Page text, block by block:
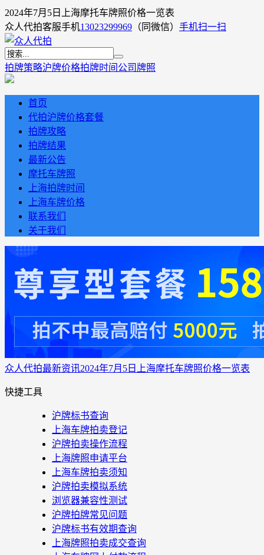
2024年7月5日上海摩托车牌照价格一览表
众人代拍客服手机13023299969 （同微信） 手机扫一扫
拍牌策略沪牌价格拍牌时间 公司牌照
首页
代拍沪牌价格套餐
拍牌攻略
拍牌结果
最新公告
摩托车牌照
上海拍牌时间
上海车牌价格
联系我们
关于我们
众人代拍最新资讯2024年7月5日上海摩托车牌照价格一览表
快捷工具
沪牌标书查询
上海车牌拍卖登记
沪牌拍卖操作流程
上海牌照申请平台
上海车牌拍卖须知
沪牌拍卖模拟系统
浏览器兼容性测试
沪牌拍牌常见问题
沪牌标书有效期查询
上海牌照拍卖成交查询